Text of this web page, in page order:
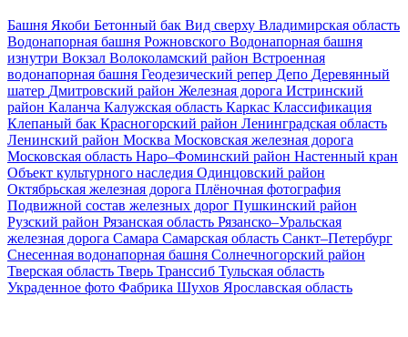
Башня Якоби Бетонный бак Вид сверху Владимирская область
Водонапорная башня Рожновского Водонапорная башня
изнутри Вокзал Волоколамский район Встроенная
водонапорная башня Геодезический репер Депо Деревянный
шатер Дмитровский район Железная дорога Истринский
район Каланча Калужская область Каркас Классификация
Клепаный бак Красногорский район Ленинградская область
Ленинский район Москва Московская железная дорога
Московская область Наро–Фоминский район Настенный кран
Объект культурного наследия Одинцовский район
Октябрьская железная дорога Плёночная фотография
Подвижной состав железных дорог Пушкинский район
Рузский район Рязанская область Рязанско–Уральская
железная дорога Самара Самарская область Санкт–Петербург
Снесенная водонапорная башня Солнечногорский район
Тверская область Тверь Транссиб Тульская область
Украденное фото Фабрика Шухов Ярославская область